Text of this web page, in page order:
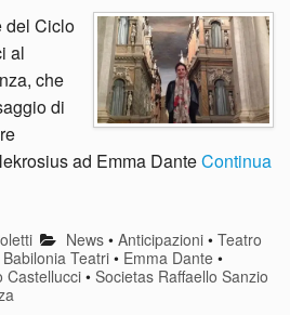
del Ciclo
al
che
di
ad Emma DanteContinua
News• Anticipazioni• Teatro
Babilonia Teatri • Emma Dante •
Castellucci • Societas Raffaello Sanzio